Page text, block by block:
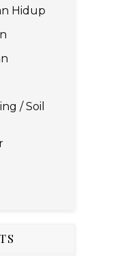
Hidup
/ Soil